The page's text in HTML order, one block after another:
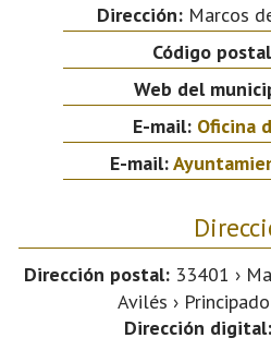
Dirección:Marcos
Código
Web del
E-mail: Oficina
E-mail:
Dirección postal: 33401 ›
Avilés ›
Dirección digital: